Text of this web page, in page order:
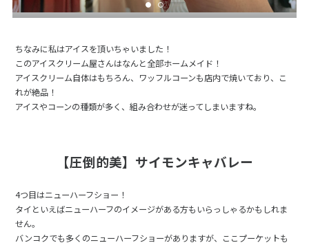
ちなみに私はアイスを頂いちゃいました！
このアイスクリーム屋さんはなんと全部ホームメイド！
アイスクリーム自体はもちろん、ワッフルコーンも店内で焼いており、こ
れが絶品！
アイスやコーンの種類が多く、組み合わせが迷ってしまいますね。
【圧倒的美】サイモンキャバレー
4つ目はニューハーフショー！
タイといえばニューハーフのイメージがある方もいらっしゃるかもしれま
せん。
バンコクでも多くのニューハーフショーがありますが、ここプーケットも